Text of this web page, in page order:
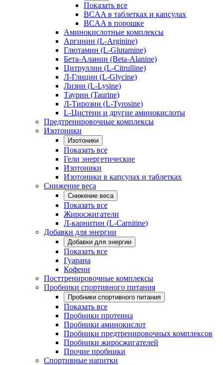
Показать все
BCAA в таблетках и капсулах
BCAA в порошке
Аминокислотные комплексы
Аргинин (L-Arginine)
Глютамин (L-Glutamine)
Бета-Аланин (Beta-Alanine)
Цитруллин (L-Citrulline)
Л-Глицин (L-Glycine)
Лизин (L-Lysine)
Таурин (Taurine)
Л-Тирозин (L-Tyrosine)
L-Цистеин и другие аминокислоты
Предтренировочные комплексы
Изотоники
Изотоники
Показать все
Гели энергетические
Изотоники
Изотоники в капсулах и таблетках
Снижение веса
Снижение веса
Показать все
Жиросжигатели
Л-карнитин (L-Carnitine)
Добавки для энергии
Добавки для энергии
Показать все
Гуарана
Кофеин
Посттренировочные комплексы
Пробники спортивного питания
Пробники спортивного питания
Показать все
Пробники протеина
Пробники аминокислот
Пробники предтренировочных комплексов
Пробники жиросжигателей
Прочие пробники
Спортивные напитки